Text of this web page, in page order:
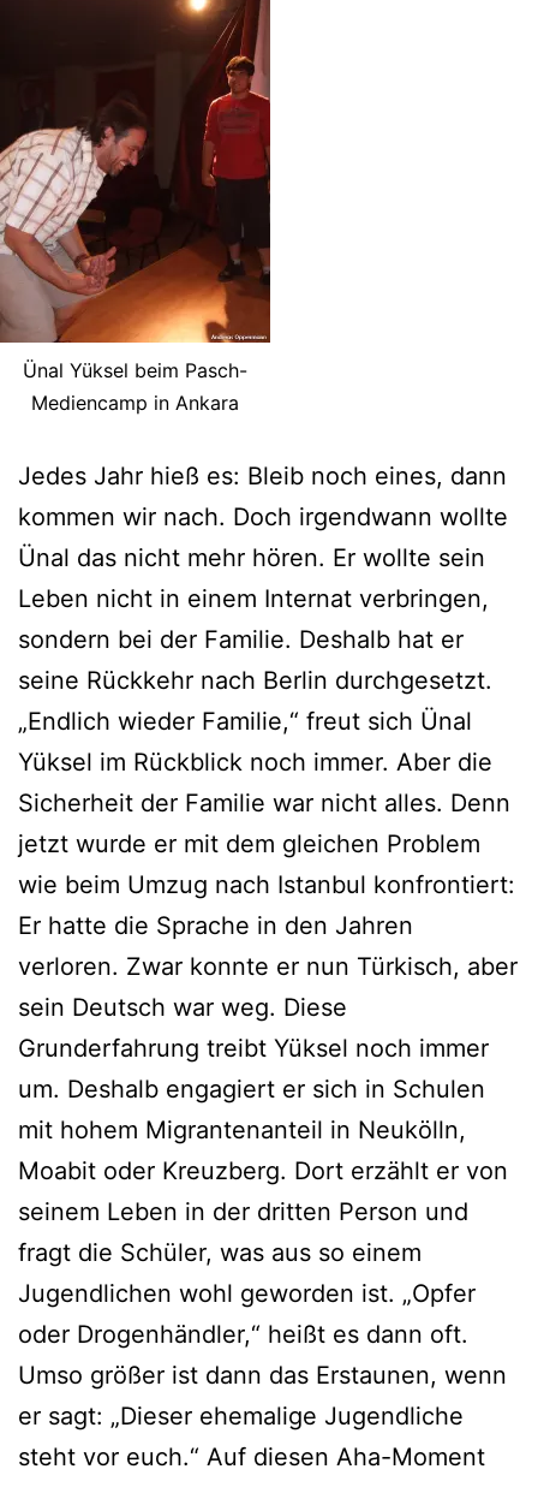
Ünal Yüksel beim Pasch-
Mediencamp in Ankara
Jedes Jahr hieß es: Bleib noch eines, dann
kommen wir nach. Doch irgendwann wollte
Ünal das nicht mehr hören. Er wollte sein
Leben nicht in einem Internat verbringen,
sondern bei der Familie. Deshalb hat er
seine Rückkehr nach Berlin durchgesetzt.
„Endlich wieder Familie,“ freut sich Ünal
Yüksel im Rückblick noch immer. Aber die
Sicherheit der Familie war nicht alles. Denn
jetzt wurde er mit dem gleichen Problem
wie beim Umzug nach Istanbul konfrontiert:
Er hatte die Sprache in den Jahren
verloren. Zwar konnte er nun Türkisch, aber
sein Deutsch war weg. Diese
Grunderfahrung treibt Yüksel noch immer
um. Deshalb engagiert er sich in Schulen
mit hohem Migrantenanteil in Neukölln,
Moabit oder Kreuzberg. Dort erzählt er von
seinem Leben in der dritten Person und
fragt die Schüler, was aus so einem
Jugendlichen wohl geworden ist. „Opfer
oder Drogenhändler,“ heißt es dann oft.
Umso größer ist dann das Erstaunen, wenn
er sagt: „Dieser ehemalige Jugendliche
steht vor euch.“ Auf diesen Aha-Moment